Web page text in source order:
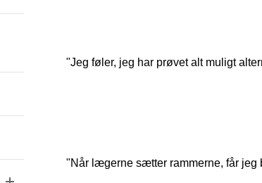
"Jeg føler, jeg har prøvet alt muligt
"Når lægerne sætter rammerne, får jeg